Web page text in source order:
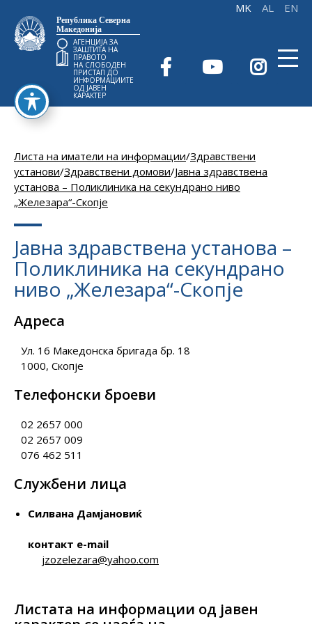
Република Северна
Македонија
АГЕНЦИЈА ЗА
ЗАШТИТА НА
ПРАВОТО
НА СЛОБОДЕН
ПРИСТАП ДО
ИНФОРМАЦИИТЕ
ОД ЈАВЕН
КАРАКТЕР
Листа на иматели на информации/Здравствени
установи/Здравствени домови/Јавна здравствена
установа – Поликлиника на секундрано ниво
„Железара“-Скопје
Јавна здравствена установа –
Поликлиника на секундрано
ниво „Железара“-Скопје
Адреса
Ул. 16 Македонска бригада бр. 18
1000, Скопје
Телефонски броеви
02 2657 000
02 2657 009
076 462 511
Службени лица
Силвана Дамјановиќ
контакт e-mail
jzozelezara@yahoo.com
Листата на информации од јавен